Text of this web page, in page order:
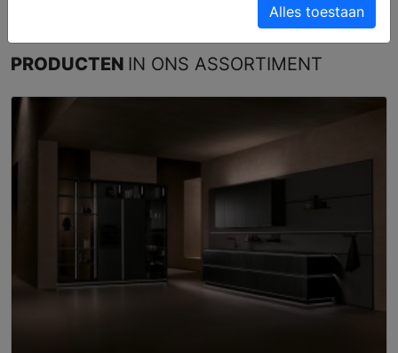
PRODUCTEN IN ONS ASSORTIMENT
Alles toestaan